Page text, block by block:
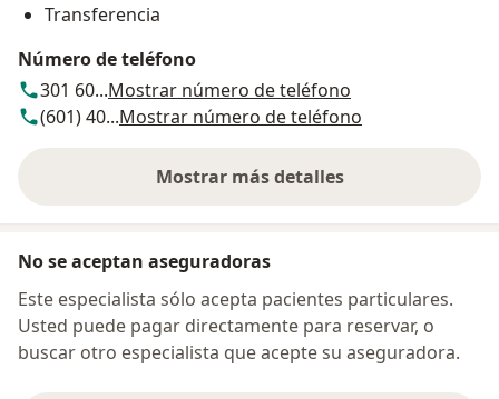
Transferencia
Número de teléfono
301 60...Mostrar número de teléfono
(601) 40...Mostrar número de teléfono
Mostrar más detalles
sobre la dirección
No se aceptan aseguradoras
Este especialista sólo acepta pacientes particulares.
Usted puede pagar directamente para reservar, o
buscar otro especialista que acepte su aseguradora.